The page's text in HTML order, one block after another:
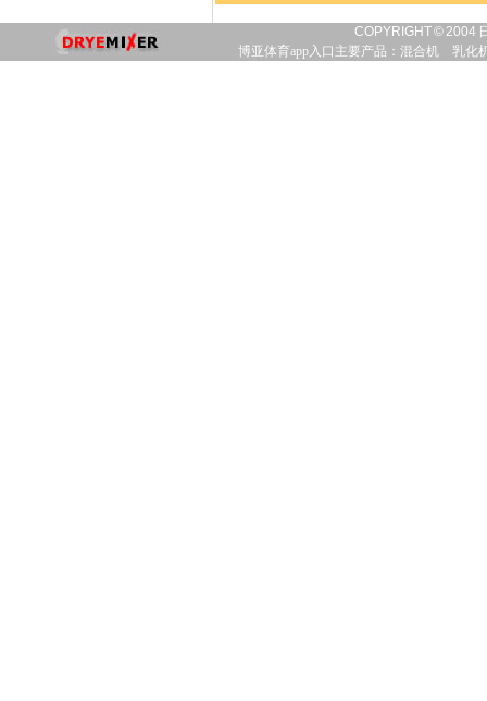
COPYRIGHT © 2004
博亚体育app入口主要产品： 混合机 乳化